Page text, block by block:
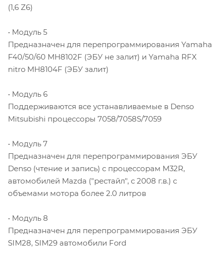
(1,6 Z6)
• Модуль 5
Предназначен для перепрограммирования Yamaha
F40/50/60 MH8102F (ЭБУ не залит) и Yamaha RFX
nitro MH8104F (ЭБУ залит)
• Модуль 6
Поддерживаются все устанавливаемые в Denso
Mitsubishi процессоры 7058/7058S/7059
• Модуль 7
Предназначен для перепрограммирования ЭБУ
Denso (чтение и запись) с процессорам M32R,
автомобилей Mazda ("рестайл", с 2008 г.в.) с
объемами мотора более 2.0 литров
• Модуль 8
Предназначен для перепрограммирования ЭБУ
SIM28, SIM29 автомобили Ford